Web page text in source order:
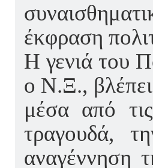
έκφραση
Η γενιά του
ο Ν.Ξ.,
μέσα από
τραγουδά,
αναγέννηση